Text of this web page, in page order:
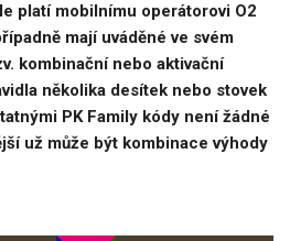
platí mobilnímu operátorovi O2
mají uváděné ve svém
kombinační nebo aktivační
několika desítek nebo stovek
PK Family kódy není žádné
už může být kombinace výhody